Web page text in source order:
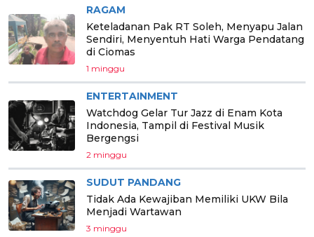
RAGAM
Keteladanan Pak RT Soleh, Menyapu Jalan
Sendiri, Menyentuh Hati Warga Pendatang
di Ciomas
1 minggu
ENTERTAINMENT
Watchdog Gelar Tur Jazz di Enam Kota
Indonesia, Tampil di Festival Musik
Bergengsi
2 minggu
SUDUT PANDANG
Tidak Ada Kewajiban Memiliki UKW Bila
Menjadi Wartawan
3 minggu